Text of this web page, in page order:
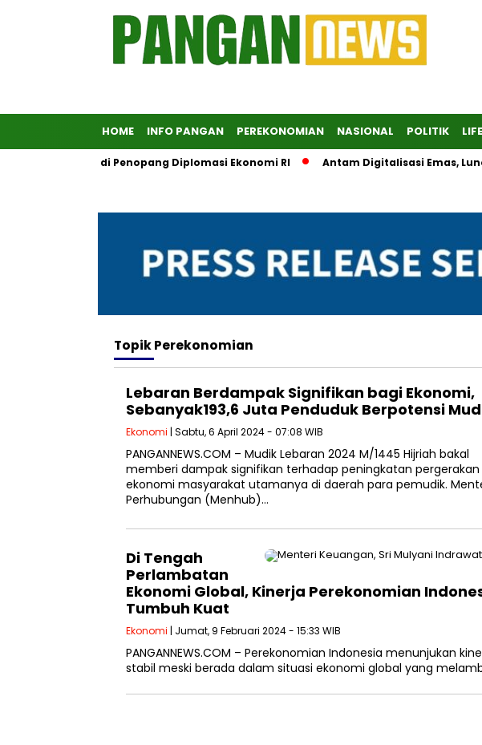
HOME INFO PANGAN PEREKONOMIAN NASIONAL POLITIK
Didorong Jadi Penopang Diplomasi Ekonomi RI Antam Digitalisasi Emas,
TopikPerekonomian
Lebaran Berdampak Signifikan bagi Ekonomi,
Sebanyak193,6 Juta Penduduk Berpotensi
Ekonomi | Sabtu, 6 April 2024 - 07:08 WIB
PANGANNEWS.COM – Mudik Lebaran 2024 M/1445 Hijriah bakal
memberi dampak signifikan terhadap peningkatan pergerakan
ekonomi masyarakat utamanya di daerah para pemudik.
Perhubungan (Menhub)…
Di Tengah
Perlambatan
Ekonomi Global, Kinerja Perekonomian
Tumbuh Kuat
Ekonomi | Jumat, 9 Februari 2024 - 15:33 WIB
PANGANNEWS.COM – Perekonomian Indonesia menunjukan
stabil meski berada dalam situasi ekonomi global yang